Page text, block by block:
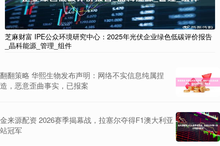
芝麻财富 IPE公众环境研究中心：2025年光伏企业绿色低碳评价报告
_晶科能源_管理_组件
翻翻策略 华熙生物发布声明：网络不实信息纯属捏
造，恶意歪曲事实，已报案
金来源配资 2026赛季揭幕战，拉塞尔夺得F1澳大利亚
站冠军